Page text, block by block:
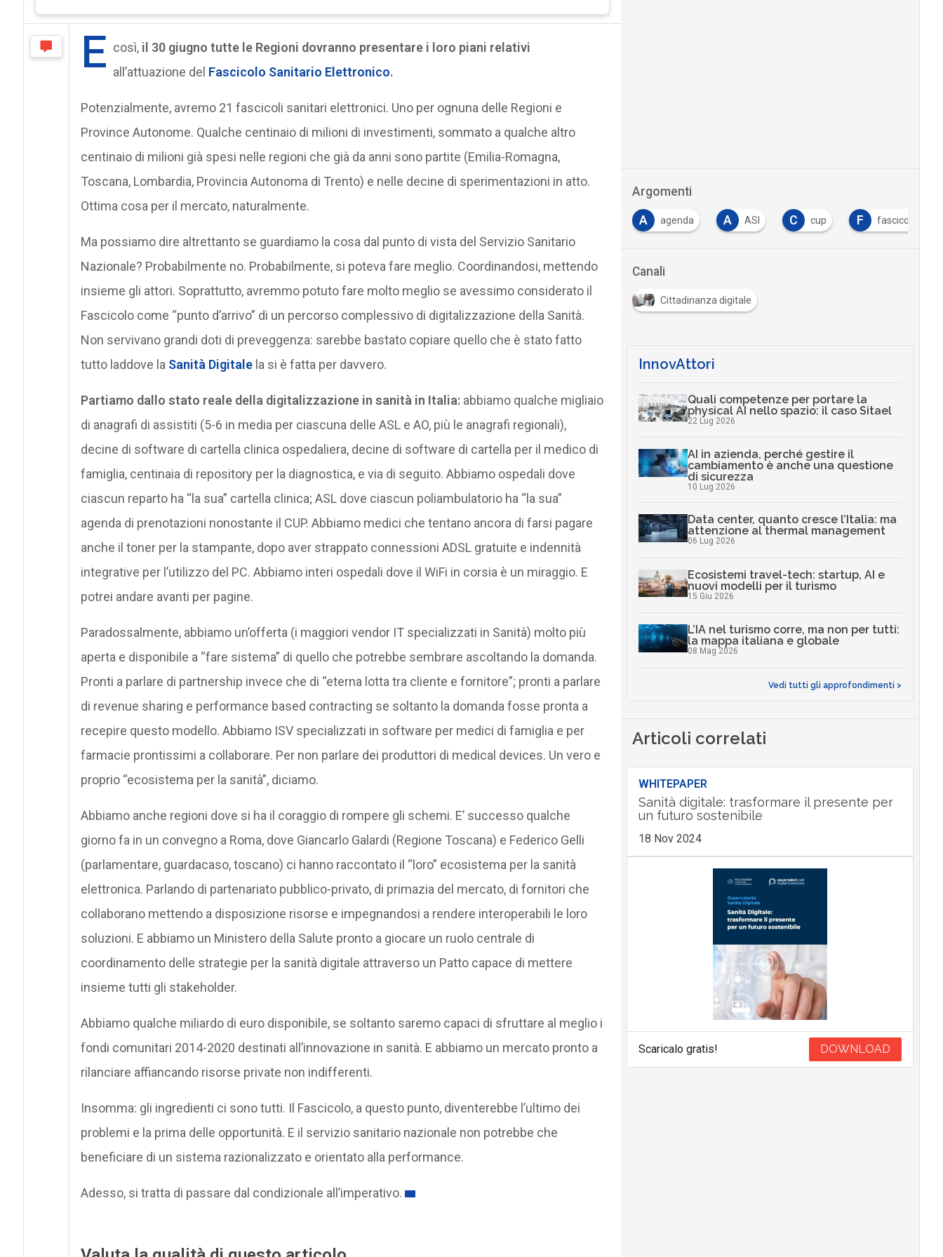
E così, il 30 giugno tutte le Regioni dovranno presentare i loro piani relativi
all’attuazione del Fascicolo Sanitario Elettronico.
Potenzialmente, avremo 21 fascicoli sanitari elettronici. Uno per ognuna delle Regioni e
Province Autonome. Qualche centinaio di milioni di investimenti, sommato a qualche altro
centinaio di milioni già spesi nelle regioni che già da anni sono partite (Emilia-Romagna,
Toscana, Lombardia, Provincia Autonoma di Trento) e nelle decine di sperimentazioni in atto.
Ottima cosa per il mercato, naturalmente.
Ma possiamo dire altrettanto se guardiamo la cosa dal punto di vista del Servizio Sanitario
Nazionale? Probabilmente no. Probabilmente, si poteva fare meglio. Coordinandosi, mettendo
insieme gli attori. Soprattutto, avremmo potuto fare molto meglio se avessimo considerato il
Fascicolo come “punto d’arrivo” di un percorso complessivo di digitalizzazione della Sanità.
Non servivano grandi doti di preveggenza: sarebbe bastato copiare quello che è stato fatto
tutto laddove la Sanità Digitalela si è fatta per davvero.
Partiamo dallo stato reale della digitalizzazione in sanità in Italia:abbiamo qualche migliaio
di anagrafi di assistiti (5-6 in media per ciascuna delle ASL e AO, più le anagrafi regionali),
decine di software di cartella clinica ospedaliera, decine di software di cartella per il medico di
famiglia, centinaia di repository per la diagnostica, e via di seguito. Abbiamo ospedali dove
ciascun reparto ha “la sua” cartella clinica; ASL dove ciascun poliambulatorio ha “la sua”
agenda di prenotazioni nonostante il CUP. Abbiamo medici che tentano ancora di farsi pagare
anche il toner per la stampante, dopo aver strappato connessioni ADSL gratuite e indennità
integrative per l’utilizzo del PC. Abbiamo interi ospedali dove il WiFi in corsia è un miraggio. E
potrei andare avanti per pagine.
Paradossalmente, abbiamo un’offerta (i maggiori vendor IT specializzati in Sanità) molto più
aperta e disponibile a “fare sistema” di quello che potrebbe sembrare ascoltando la domanda.
Pronti a parlare di partnership invece che di “eterna lotta tra cliente e fornitore”; pronti a parlare
di revenue sharing e performance based contracting se soltanto la domanda fosse pronta a
recepire questo modello. Abbiamo ISV specializzati in software per medici di famiglia e per
farmacie prontissimi a collaborare. Per non parlare dei produttori di medical devices. Un vero e
proprio “ecosistema per la sanità”, diciamo.
Abbiamo anche regioni dove si ha il coraggio di rompere gli schemi. E’ successo qualche
giorno fa in un convegno a Roma, dove Giancarlo Galardi (Regione Toscana) e Federico Gelli
(parlamentare, guardacaso, toscano) ci hanno raccontato il “loro” ecosistema per la sanità
elettronica. Parlando di partenariato pubblico-privato, di primazia del mercato, di fornitori che
collaborano mettendo a disposizione risorse e impegnandosi a rendere interoperabili le loro
soluzioni. E abbiamo un Ministero della Salute pronto a giocare un ruolo centrale di
coordinamento delle strategie per la sanità digitale attraverso un Patto capace di mettere
insieme tutti gli stakeholder.
Abbiamo qualche miliardo di euro disponibile, se soltanto saremo capaci di sfruttare al meglio i
fondi comunitari 2014-2020 destinati all’innovazione in sanità. E abbiamo un mercato pronto a
rilanciare affiancando risorse private non indifferenti.
Insomma: gli ingredienti ci sono tutti. Il Fascicolo, a questo punto, diventerebbe l’ultimo dei
problemi e la prima delle opportunità. E il servizio sanitario nazionale non potrebbe che
beneficiare di un sistema razionalizzato e orientato alla performance.
Adesso, si tratta di passare dal condizionale all’imperativo.
Argomenti
A agenda A ASl C cup F fascicolo
Canali
Cittadinanza digitale
InnovAttori
Quali competenze per portare la
physical AI nello spazio: il caso Sitael
22 Lug 2026
AI in azienda, perché gestire il
cambiamento è anche una questione
di sicurezza
10 Lug 2026
Data center, quanto cresce l’Italia: ma
attenzione al thermal management
06 Lug 2026
Ecosistemi travel-tech: startup, AI e
nuovi modelli per il turismo
15 Giu 2026
L’IA nel turismo corre, ma non per tutti:
la mappa italiana e globale
08 Mag 2026
Vedi tutti gli approfondimenti >
Articoli correlati
WHITEPAPER
Sanità digitale: trasformare il presente per
un futuro sostenibile
18 Nov 2024
Scaricalo gratis! DOWNLOAD